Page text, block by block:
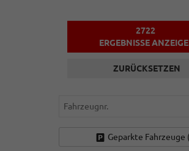
2722
ERGEBNISSE
ZURÜCKSETZEN
Fahrzeugnr.
Geparkte Fahrzeuge (